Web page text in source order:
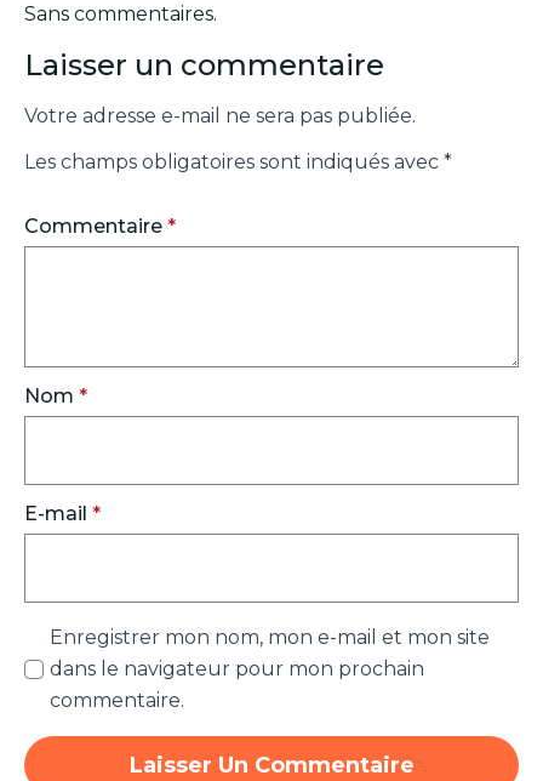
Sans commentaires.
Laisser un commentaire
Votre adresse e-mail ne sera pas publiée.
Les champs obligatoires sont indiqués avec *
Commentaire *
Nom *
E-mail *
Enregistrer mon nom, mon e-mail et mon site
dans le navigateur pour mon prochain
commentaire.